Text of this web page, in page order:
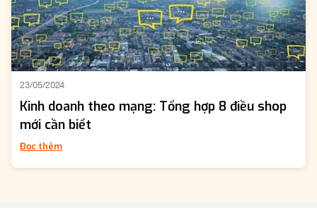
23/05/2024
Kinh doanh theo mạng: Tổng hợp 8 điều shop
mới cần biết
Đọc thêm